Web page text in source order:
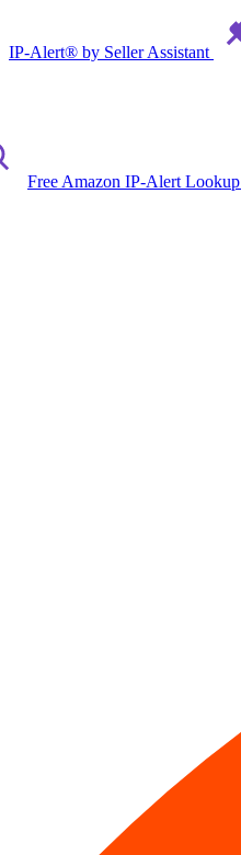
IP-Alert® by Seller Assistant
Free Amazon IP-Alert Lookup